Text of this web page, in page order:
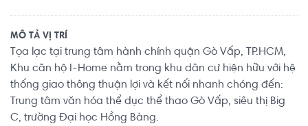
MÔ TẢ VỊ TRÍ
Tọa lạc tại trung tâm hành chính quận Gò Vấp, TP.HCM,
Khu căn hộ I-Home nằm trong khu dân cư hiện hữu với hệ
thống giao thông thuận lợi và kết nối nhanh chóng đến:
Trung tâm văn hóa thể dục thể thao Gò Vấp, siêu thị Big
C, trường Đại học Hồng Bàng.